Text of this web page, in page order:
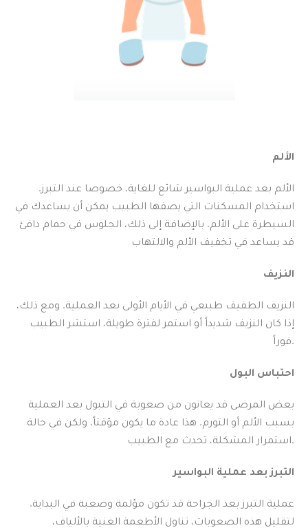
الألم
الألم بعد عملية البواسير شائع للغاية، خصوصا عند التبرز.
استخدام المسكنات التي يصفها الطبيب يمكن أن يساعدك في
السيطرة على الألم. بالإضافة إلى ذلك، الجلوس في حمام دافئ
قد يساعد في تخفيف الألم والالتهاب
النزيف
النزيف الطفيف طبيعي في الأيام الأولى بعد العملية. ومع ذلك،
إذا كان النزيف شديداً أو استمر لفترة طويلة، استشر الطبيب
فوراً.
احتباس البول
بعض المرضى قد يعانون من صعوبة في التبول بعد العملية
بسبب الألم أو التورم. هذا عادة ما يكون مؤقتاً، ولكن في حالة
استمرار المشكلة، تحدث مع الطبيب.
التبرز بعد عملية البواسير
عملية التبرز بعد الجراحة قد تكون مؤلمة وصعبة في البداية.
لتقليل هذه الصعوبات، تناول الأطعمة الغنية بالألياف،